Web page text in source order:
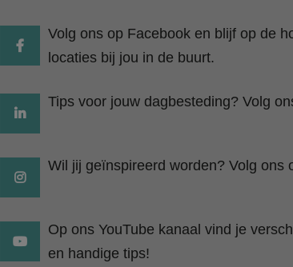
Volg ons op Facebook en blijf op de
locaties bij jou in de buurt.
Tips voor jouw dagbesteding? Volg
Wil jij geïnspireerd worden? Volg ons
Op ons YouTube kanaal vind je
en handige tips!